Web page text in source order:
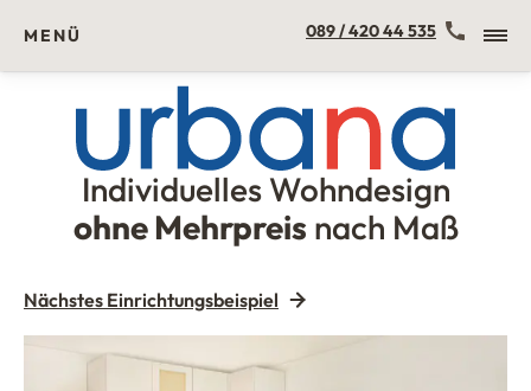
Urbana Möbel
Individuelles Wohndesign
ohne Mehrpreis nach Maß
MENÜ
Kontakt 089 / 420 44 535
Nächstes Einrichtungsbeispiel